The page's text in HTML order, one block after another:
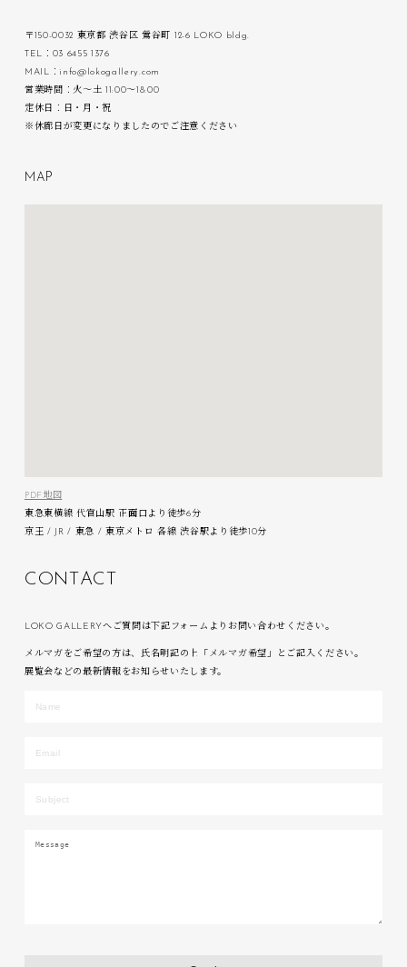
〒150-0032 東京都 渋谷区 鶯谷町 12-6 LOKO bldg.
TEL：03 6455 1376
MAIL：info@lokogallery.com
営業時間：火〜土 11:00〜18:00
定休日：日・月・祝
※休廊日が変更になりましたのでご注意ください
M A P
PDF地図
東急東横線 代官山駅 正面口より徒歩6分
京王 / JR / 東急 / 東京メトロ 各線 渋谷駅より徒歩10分
C O N AC
LOKO GALLERYへご質問は下記フォームよりお問い合わせください。
メルマガをご希望の方は、氏名明記の上「メルマガ希望」とご記入ください。
展覧会などの最新情報をお知らせいたします。